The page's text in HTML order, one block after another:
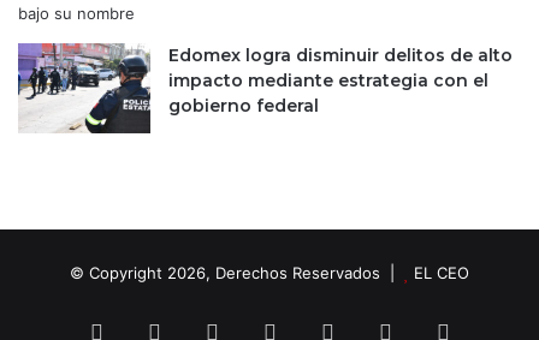
Edomex logra disminuir delitos de alto
impacto mediante estrategia con el
gobierno federal
© Copyright 2026, Derechos Reservados | EL CEO
Facebook LinkedInYouTubeInstagramSpotify